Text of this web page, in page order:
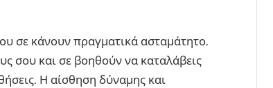
σε κάνουν πραγματικά ασταμάτητο.
σου και σε βοηθούν να καταλάβεις
Η αίσθηση δύναμης και